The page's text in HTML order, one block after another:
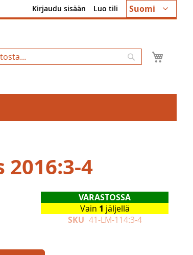
Kieli
Suomi
Kirjaudu sisään Luo tili
Hae
4
VARASTOSSA
Vain 1 jäljellä
SKU 41-LM-114:3-4